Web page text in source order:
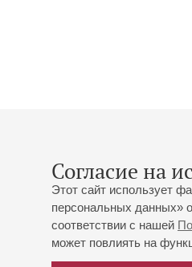
Согласие на
Этот сайт использует
персональных данных»
соответствии с нашей
может повлиять на